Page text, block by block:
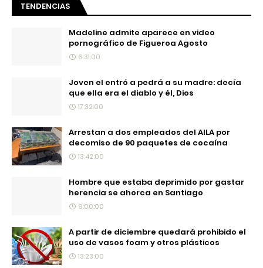
TENDENCIAS
Madeline admite aparece en video
pornográfico de Figueroa Agosto
6:31:00
Joven el entró a pedrá a su madre: decía
que ella era el diablo y él, Dios
17:32:00
Arrestan a dos empleados del AILA por
decomiso de 90 paquetes de cocaína
13:42:00
Hombre que estaba deprimido por gastar
herencia se ahorca en Santiago
9:00:00
A partir de diciembre quedará prohibido el
uso de vasos foam y otros plásticos
13:23:00